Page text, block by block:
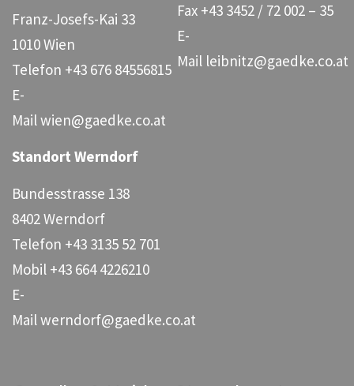
Franz-Josefs-Kai 33
1010 Wien
Telefon +43 676 84556815
E-
Mailwien@gaedke.co.at
Standort Werndorf
Bundesstrasse 138
8402 Werndorf
Telefon +43 3135 52 701
Mobil +43 664 4226210
E-
Mail werndorf@gaedke.co.at
Fax +43 3452 / 72 002 – 35
E-
Mail leibnitz@gaedke.co.at